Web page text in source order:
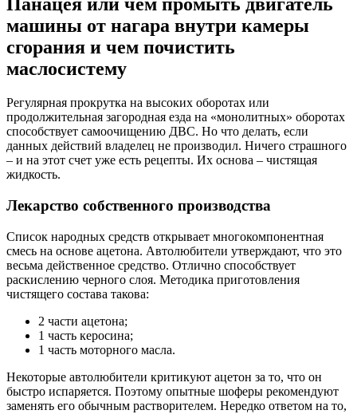
Панацея или чем промыть двигатель
машины от нагара внутри камеры
сгорания и чем почистить
маслосистему
Регулярная прокрутка на высоких оборотах или
продолжительная загородная езда на «монолитных» оборотах
способствует самоочищению ДВС. Но что делать, если
данных действий владелец не производил. Ничего страшного
– и на этот счет уже есть рецепты. Их основа – чистящая
жидкость.
Лекарство собственного производства
Список народных средств открывает многокомпонентная
смесь на основе ацетона. Автолюбители утверждают, что это
весьма действенное средство. Отлично способствует
раскислению черного слоя. Методика приготовления
чистящего состава такова:
2 части ацетона;
1 часть керосина;
1 часть моторного масла.
Некоторые автолюбители критикуют ацетон за то, что он
быстро испаряется. Поэтому опытные шоферы рекомендуют
заменять его обычным растворителем. Нередко ответом на то,